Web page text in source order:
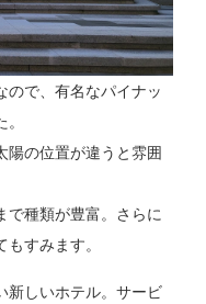
ので、有名なパイナッ
陽の位置が違うと雰囲
で種類が豊富。さらに
すみます。
新しいホテル。サービ